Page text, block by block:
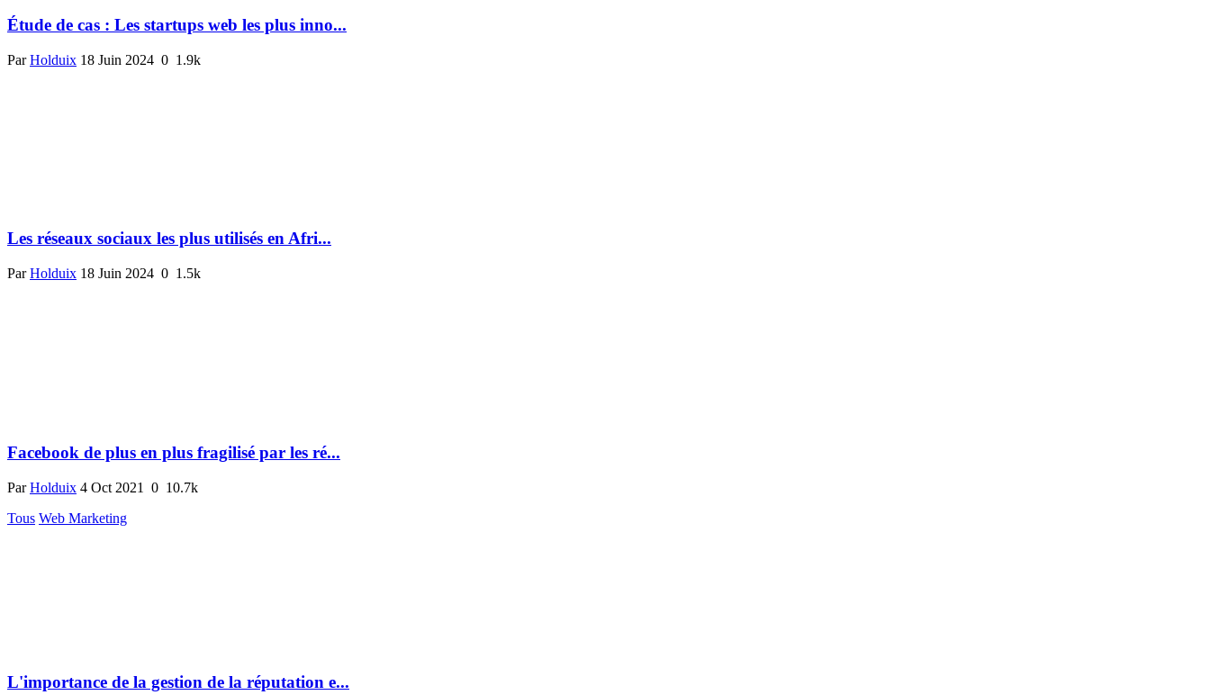
Étude de cas : Les startups web les plus inno...
ParHolduix 18 Juin 2024 0 1.9k
Les réseaux sociaux les plus utilisés en Afri...
ParHolduix 18 Juin 2024 0 1.5k
Facebook de plus en plus fragilisé par les ré...
ParHolduix 4 Oct 2021 0 10.7k
Tous Web Marketing
L'importance de la gestion de la réputation e...